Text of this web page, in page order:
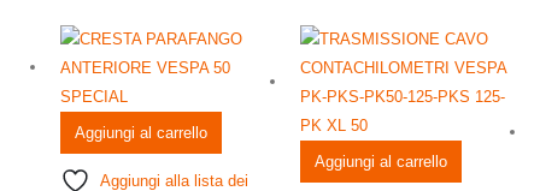
Aggiungi al carrello
Aggiungi alla lista dei
Aggiungi al carrello